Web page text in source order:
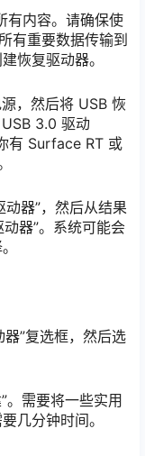
有内容。请确保使
有重要数据传输到
恢复驱动器。
，然后将 USB 恢
3.0 驱动
有 Surface RT 或
器”，然后从结果
器”。系统可能会
”复选框，然后选
。需要将一些实用
几分钟时间。